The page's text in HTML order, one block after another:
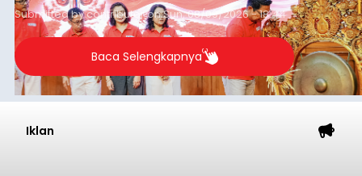
Submitted bycontributoronSun, 08/09/2026 - 18:44
Baca Selengkapnya
Iklan